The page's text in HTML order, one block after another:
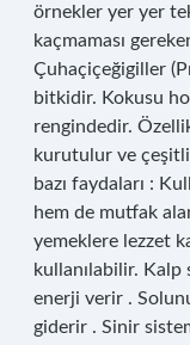
örnekler yer yer
kaçmaması
Çuhaçiçeğigiller
bitkidir. Kokusu
rengindedir.
kurutulur ve
bazı faydaları :
hem de mutfak
yemeklere lezzet
kullanılabilir. Kalp
enerji verir .
giderir . Sinir